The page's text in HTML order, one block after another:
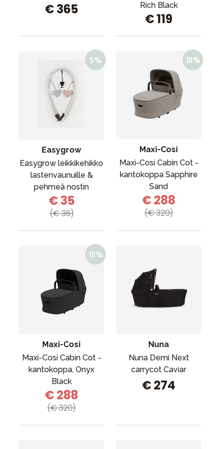
€ 365
Rich Black
€ 119
Easygrow
Easygrow leikkikehikko
lastenvaunuille &
pehmeä nostin
€ 35
(€ 36)
Maxi-Cosi
Maxi-Cosi Cabin Cot -
kantokoppa Sapphire
Sand
€ 288
(€ 320)
Maxi-Cosi
Maxi-Cosi Cabin Cot -
kantokoppa, Onyx
Black
€ 288
(€ 320)
Nuna
Nuna Demi Next
carrycot Caviar
€ 274